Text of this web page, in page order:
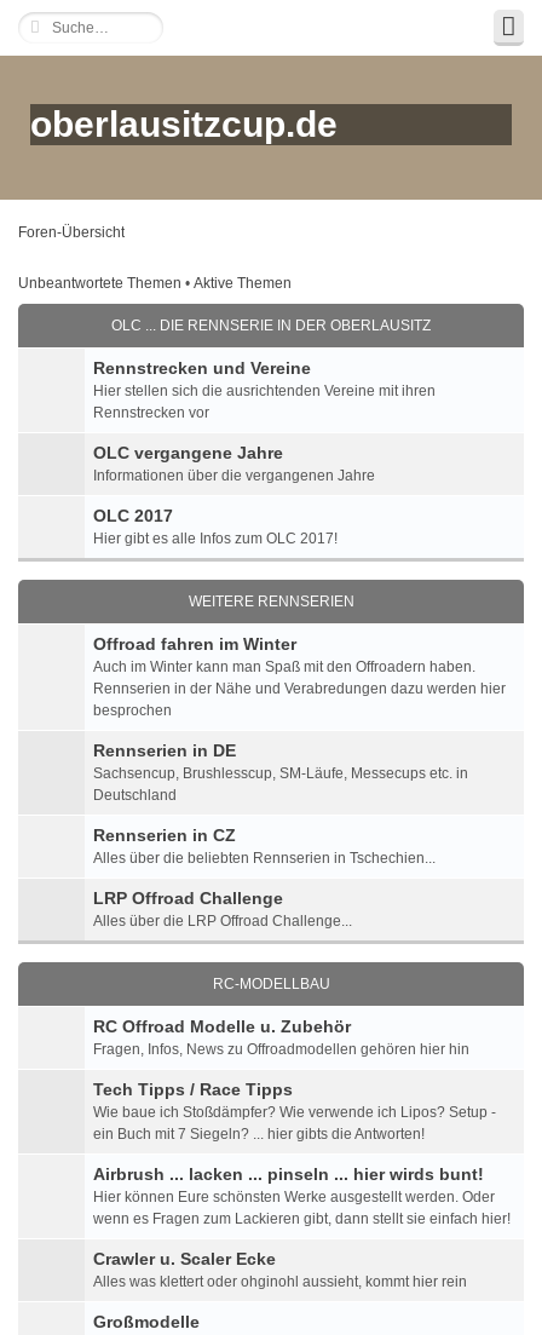
oberlausitzcup.de
Foren-Übersicht
Unbeantwortete Themen • Aktive Themen
OLC ... DIE RENNSERIE IN DER OBERLAUSITZ
Rennstrecken und Vereine
Hier stellen sich die ausrichtenden Vereine mit ihren
Rennstrecken vor
OLC vergangene Jahre
Informationen über die vergangenen Jahre
OLC 2017
Hier gibt es alle Infos zum OLC 2017!
WEITERE RENNSERIEN
Offroad fahren im Winter
Auch im Winter kann man Spaß mit den Offroadern haben.
Rennserien in der Nähe und Verabredungen dazu werden hier
besprochen
Rennserien in DE
Sachsencup, Brushlesscup, SM-Läufe, Messecups etc. in
Deutschland
Rennserien in CZ
Alles über die beliebten Rennserien in Tschechien...
LRP Offroad Challenge
Alles über die LRP Offroad Challenge...
RC-MODELLBAU
RC Offroad Modelle u. Zubehör
Fragen, Infos, News zu Offroadmodellen gehören hier hin
Tech Tipps / Race Tipps
Wie baue ich Stoßdämpfer? Wie verwende ich Lipos? Setup -
ein Buch mit 7 Siegeln? ... hier gibts die Antworten!
Airbrush ... lacken ... pinseln ... hier wirds bunt!
Hier können Eure schönsten Werke ausgestellt werden. Oder
wenn es Fragen zum Lackieren gibt, dann stellt sie einfach hier!
Crawler u. Scaler Ecke
Alles was klettert oder ohginohl aussieht, kommt hier rein
Großmodelle